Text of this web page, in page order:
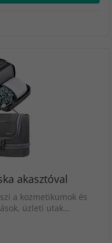
akasztóval
a kozmetikumok és
üzleti utak…